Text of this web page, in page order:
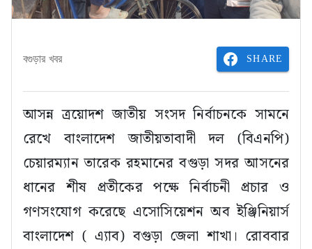
বগুড়ার খবর SHARE
আসন্ন ত্রয়োদশ জাতীয় সংসদ নির্বাচনকে সামনে
রেখে বাংলাদেশ জাতীয়তাবাদী দল (বিএনপি)
চেয়ারম্যান তারেক রহমানের বগুড়া সদর আসনের
ধানের শীষ প্রতীকের পক্ষে নির্বাচনী প্রচার ও
গণসংযোগ করেছে এসোসিয়েশন অব ইঞ্জিনিয়ার্স
বাংলাদেশ ( এ্যাব) বগুড়া জেলা শাখা। রোববার